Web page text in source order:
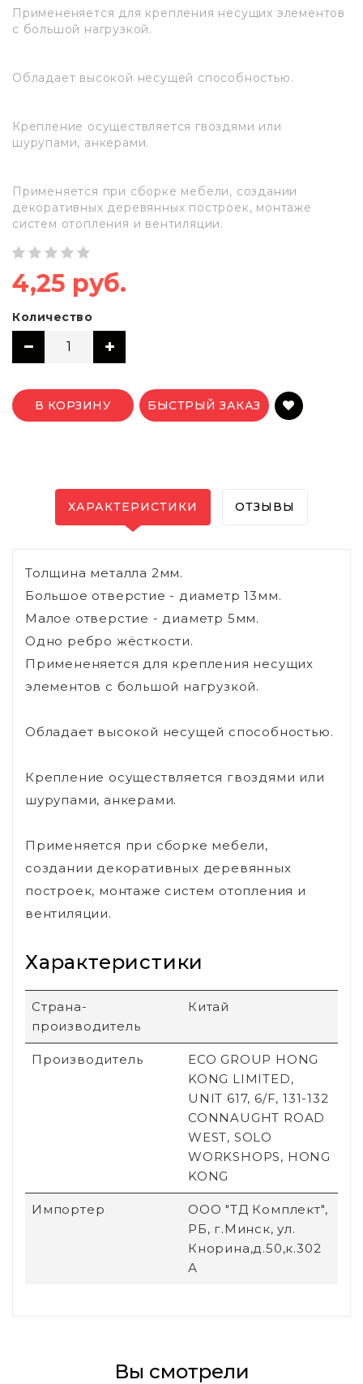
Примененяется для крепления несущих элементов
с большой нагрузкой.
Обладает высокой несущей способностью.
Крепление осуществляется гвоздями или
шурупами, анкерами.
Применяется при сборке мебели, создании
декоративных деревянных построек, монтаже
систем отопления и вентиляции.
4,25 руб.
Количество
В КОРЗИНУ БЫСТРЫЙ ЗАКАЗ
ХАРАКТЕРИСТИКИ ОТЗЫВЫ
Толщина металла 2мм.
Большое отверстие - диаметр 13мм.
Малое отверстие - диаметр 5мм.
Одно ребро жёсткости.
Примененяется для крепления несущих
элементов с большой нагрузкой.
Обладает высокой несущей способностью.
Крепление осуществляется гвоздями или
шурупами, анкерами.
Применяется при сборке мебели,
создании декоративных деревянных
построек, монтаже систем отопления и
вентиляции.
Характеристики
Страна-
производитель
Китай
Производитель
ECO GROUP HONG
KONG LIMITED,
UNIT 617, 6/F, 131-132
CONNAUGHT ROAD
WEST, SOLO
WORKSHOPS, HONG
KONG
Импортер
ООО "ТД Комплект",
РБ, г.Минск, ул.
Кнорина,д.50,к.302
А
Вы смотрели